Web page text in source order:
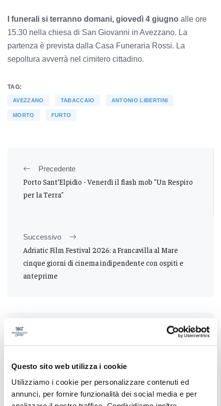
Questo sito web utilizza i cookie
Utilizziamo i cookie per personalizzare contenuti ed
annunci, per fornire funzionalità dei social media e per
I funerali si terranno domani, giovedì 4 giugno alle ore
15.30 nella chiesa di San Giovanni in Avezzano. La
partenza è prevista dalla Casa Funeraria Rossi. La
sepoltura avverrà nel cimitero cittadino.
TAG:
AVEZZANO TABACCAIO ANTONIO LIBERTINI
MORTO FURTO
Precedente
Porto Sant’Elpidio - Venerdì il flash mob "Un Respiro
per la Terra"
Successivo
Adriatic Film Festival 2026: a Francavilla al Mare
cinque giorni di cinema indipendente con ospiti e
anteprime